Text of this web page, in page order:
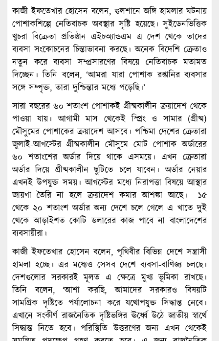
কাজী ইফতেখার হোসেন বলেন, গুলশানে জঙ্গি হামলার ঘটনায়
পোশাকশিল্পে নেতিবাচক অবস্থার সৃষ্টি হয়েছে। সুইডেনভিত্তিক
খুচরা বিক্রেতা প্রতিষ্ঠান এইচঅ্যান্ডএম এ দেশ থেকে তাদের
ব্যবসা সংকোচনের চিন্তাভাবনা করছে। অনেক বিদেশি ক্রেতাও
নতুন করে ব্যবসা সম্প্রসারণের বিষয়ে নেতিবাচক মতামত
দিচ্ছেন। তিনি বলেন, ‘আমরা যারা পোশাক রপ্তানির ব্যবসার
সঙ্গে সম্পৃক্ত, তারা দুশ্চিন্তার মধ্যে পড়েছি।’
সারা বছরের ৬০ শতাংশ পোশাকই গ্রীষ্মকালীন ক্রয়াদেশ থেকে
পাওয়া যায়। আগামী মাস থেকেই স্প্রিং ও সামার (গ্রীষ্ম)
মৌসুমের পোশাকের ক্রয়াদেশ আসবে। পশ্চিমা দেশের ক্রেতারা
জুলাই-আগস্টের গ্রীষ্মকালীন মৌসুমে মোট পোশাক অর্ডারের
৬০ শতাংশের অর্ডার দিয়ে থাকে এসময়ে। এখন ক্রেতারা
অর্ডার দিয়ে গ্রীষ্মকালীন ছুটিতে চলে যাবেন। অর্ডার নেয়ার
এখনই উপযুক্ত সময়। আগস্টের মধ্যে নিরাপত্তা বিষয়ে আস্থার
জায়গা তৈরি না হলে ক্রয়াদেশ কমার আশঙ্কা আছে। ১৫
থেকে ২০ শতাংশ অর্ডার অন্য দেশে চলে গেলে এ খাতে দুই
থেকে আড়াইশত কোটি ডলারের কাজ পাবে না বাংলাদেশের
ব্যবসায়ীরা।
কাজী ইফতেখার হোসেন বলেন, পৃথিবীর বিভিন্ন দেশে সন্ত্রাসী
হামলা হচ্ছে। এর মধ্যেও সেসব দেশে ব্যবসা-বাণিজ্য চলছে।
দেশগুলোর সরকারই মূলত এ ক্ষেত্রে মুখ্য ভূমিকা রাখছে।
তিনি বলেন, ‘আশা করছি, আমাদের সরকারও বিষয়টি
সামগ্রিক দৃষ্টিতে পর্যালোচনা করে যথোপযুক্ত সিদ্ধান্ত নেবে।
এখানে সংকীর্ণ রাজনৈতিক দৃষ্টিভঙ্গির ঊর্ধ্বে উঠে জাতীয় স্বার্থে
সিদ্ধান্ত নিতে হবে। পরিস্থিতি উত্তরণের জন্য এখন থেকেই